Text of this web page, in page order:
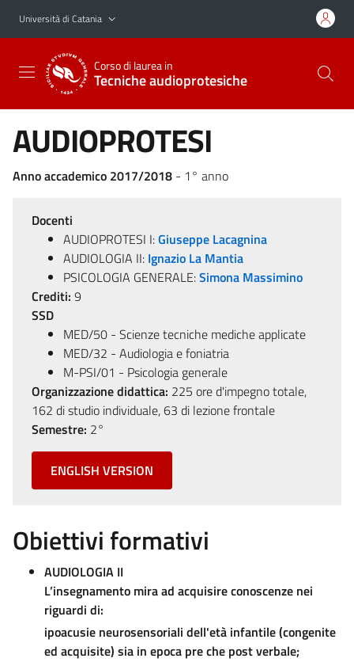
Vai al contenuto principale
Vai al menu di navigazione
Università di Catania
Corso di laurea in
Tecniche audioprotesiche
AUDIOPROTESI
Anno accademico 2017/2018 - 1° anno
Docenti
AUDIOPROTESI I:Giuseppe Lacagnina
AUDIOLOGIA II: Ignazio La Mantia
PSICOLOGIA GENERALE:Simona Massimino
Crediti: 9
SSD
MED/50 - Scienze tecniche mediche applicate
MED/32 - Audiologia e foniatria
M-PSI/01 - Psicologia generale
Organizzazione didattica: 225 ore d'impegno totale,
162 di studio individuale, 63 di lezione frontale
Semestre: 2°
ENGLISH VERSION
Obiettivi formativi
AUDIOLOGIA II
L’insegnamento mira ad acquisire conoscenze nei
riguardi di:
ipoacusie neurosensoriali dell'età infantile (congenite
ed acquisite) sia in epoca pre che post verbale;